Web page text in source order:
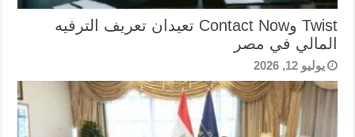
Twist وContact Now تعيدان تعريف الترفيه
المالي في مصر
يوليو 12, 2026